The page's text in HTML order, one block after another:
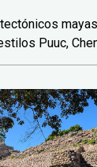
Puuc,